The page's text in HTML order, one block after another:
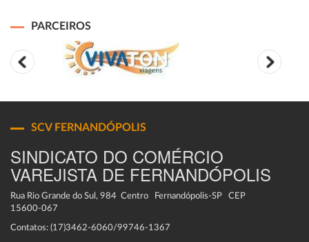
PARCEIROS
SCV FERNANDÓPOLIS
SINDICATO DO COMÉRCIO
VAREJISTA DE FERNANDÓPOLIS
Rua Rio Grande do Sul, 984 Centro Fernandópolis-SP CEP
15600-067
Contatos: (17)3462-6060/99746-1367